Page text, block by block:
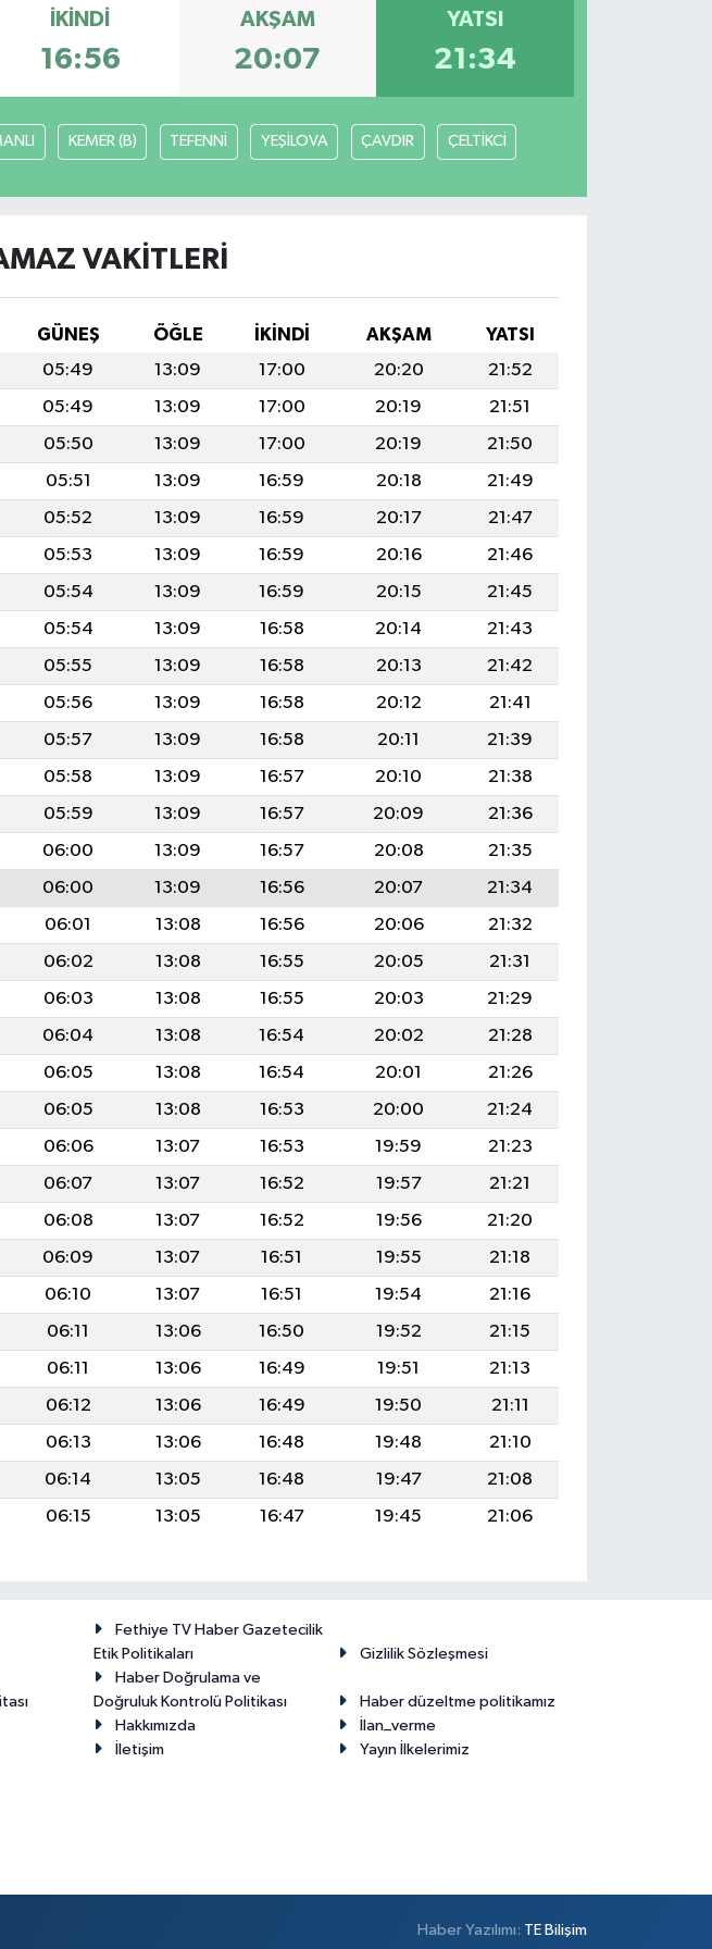
İKINDI
16:56
AKŞAM
20:07
YATSI
21:34
KEMER (B) TEFENNİ YEŞİLOVA ÇAVDIR ÇELTİKCİ
VAKITLERI
GÜNEŞ ÖĞLE İKINDI AKŞAM
YATSI
05:49 13:09 17:00 20:20
21:52
05:49 13:09 17:00 20:19
21:51
05:50 13:09 17:00 20:19
21:50
05:51 13:09 16:59 20:18
21:49
05:52 13:09 16:59 20:17
21:47
05:53 13:09 16:59 20:16
21:46
05:54 13:09 16:59 20:15
21:45
05:54 13:09 16:58 20:14
21:43
05:55 13:09 16:58 20:13
21:42
05:56 13:09 16:58 20:12
21:41
05:57 13:09 16:58 20:11
21:39
05:58 13:09 16:57 20:10
21:38
05:59 13:09 16:57 20:09
21:36
06:00 13:09 16:57 20:08
21:35
06:00 13:09 16:56 20:07
21:34
06:01 13:08 16:56 20:06
21:32
06:02 13:08 16:55 20:05
21:31
06:03 13:08 16:55 20:03
21:29
06:04 13:08 16:54 20:02
21:28
06:05 13:08 16:54 20:01
21:26
06:05 13:08 16:53 20:00
21:24
06:06 13:07 16:53 19:59
21:23
06:07 13:07 16:52 19:57
21:21
06:08 13:07 16:52 19:56
21:20
06:09 13:07 16:51 19:55
21:18
06:10 13:07 16:51 19:54
21:16
06:11 13:06 16:50 19:52
21:15
06:11 13:06 16:49 19:51
21:13
06:12 13:06 16:49 19:50
21:11
06:13 13:06 16:48 19:48
21:10
06:14 13:05 16:48 19:47
21:08
06:15 13:05 16:47 19:45 21:06
Fethiye TV Haber Gazetecilik
Etik Politikaları
Gizlilik Sözleşmesi
Haber Doğrulama ve
Doğruluk Kontrolü Politikası
Haber düzeltme politikamız
Hakkımızda
İlan_verme
İletişim
Yayın İlkelerimiz
Haber Yazılımı: TE Bilişim